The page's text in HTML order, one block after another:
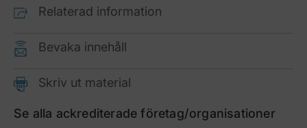
Relaterad information
Bevaka innehåll
Skriv ut material
Se alla ackrediterade företag/organisationer